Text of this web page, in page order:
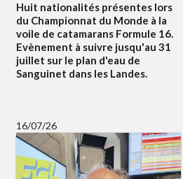
Huit nationalités présentes lors
du Championnat du Monde à la
voile de catamarans Formule 16.
Evènement à suivre jusqu'au 31
juillet sur le plan d'eau de
Sanguinet dans les Landes.
16/07/26